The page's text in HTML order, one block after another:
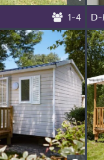
1-4 D-